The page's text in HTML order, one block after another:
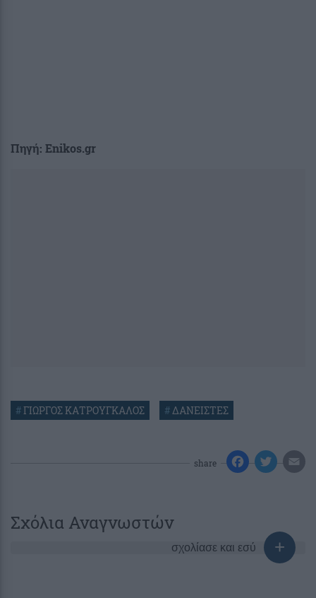
Πηγή: Enikos.gr
#ΓΙΩΡΓΟΣ ΚΑΤΡΟΥΓΚΑΛΟΣ #ΔΑΝΕΙΣΤΕΣ
share
Σχόλια Αναγνωστών
σχολίασε και εσύ